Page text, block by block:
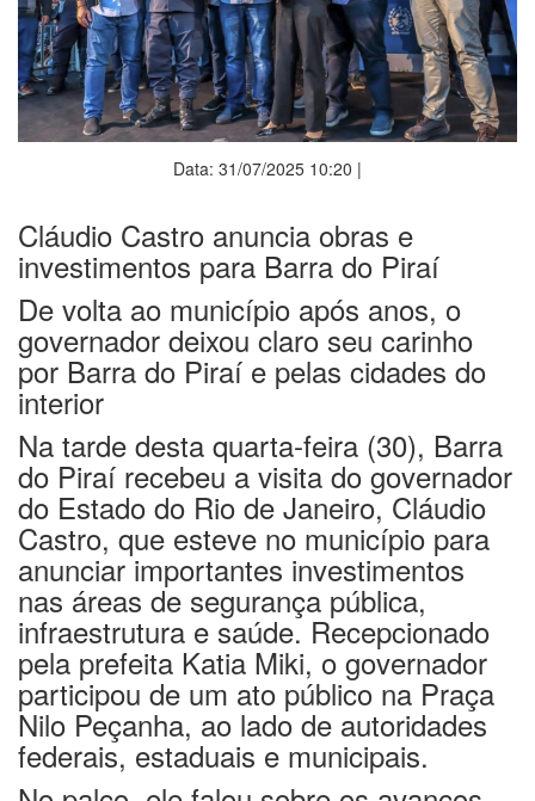
Data: 31/07/2025 10:20 |
Cláudio Castro anuncia obras e
investimentos para Barra do Piraí
De volta ao município após anos, o
governador deixou claro seu carinho
por Barra do Piraí e pelas cidades do
interior
Na tarde desta quarta-feira (30), Barra
do Piraí recebeu a visita do governador
do Estado do Rio de Janeiro, Cláudio
Castro, que esteve no município para
anunciar importantes investimentos
nas áreas de segurança pública,
infraestrutura e saúde. Recepcionado
pela prefeita Katia Miki, o governador
participou de um ato público na Praça
Nilo Peçanha, ao lado de autoridades
federais, estaduais e municipais.